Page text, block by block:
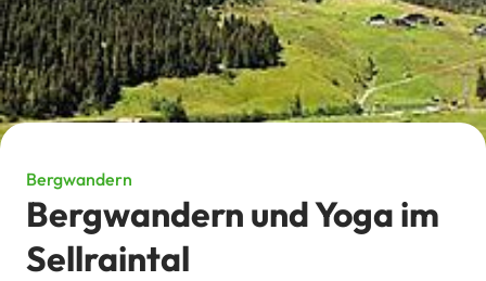
Bergwandern
Bergwandern und Yoga im
Sellraintal